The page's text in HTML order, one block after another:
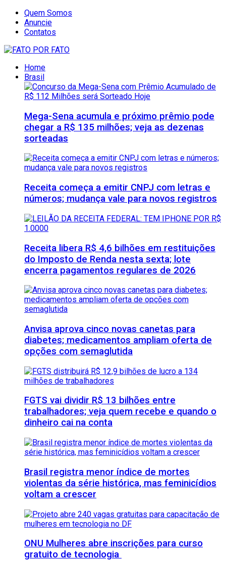
Quem Somos
Anuncie
Contatos
Home
Brasil
Mega-Sena acumula e próximo prêmio pode
chegar a R$ 135 milhões; veja as dezenas
sorteadas
Receita começa a emitir CNPJ com letras e
números; mudança vale para novos registros
Receita libera R$ 4,6 bilhões em restituições
do Imposto de Renda nesta sexta; lote
encerra pagamentos regulares de 2026
Anvisa aprova cinco novas canetas para
diabetes; medicamentos ampliam oferta de
opções com semaglutida
FGTS vai dividir R$ 13 bilhões entre
trabalhadores; veja quem recebe e quando o
dinheiro cai na conta
Brasil registra menor índice de mortes
violentas da série histórica, mas feminicídios
voltam a crescer
ONU Mulheres abre inscrições para curso
gratuito de tecnologia